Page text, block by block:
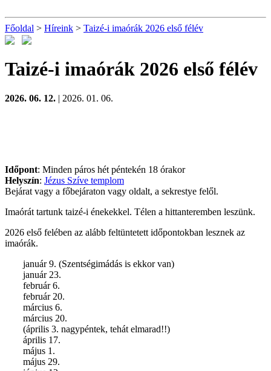
Főoldal > Híreink > Taizé-i imaórák 2026 első félév
Taizé-i imaórák 2026 első félév
2026. 06. 12. | 2026. 01. 06.
Időpont: Minden páros hét péntekén 18 órakor
Helyszín: Jézus Szíve templom
Bejárat vagy a főbejáraton vagy oldalt, a sekrestye felől.
Imaórát tartunk taizé-i énekekkel. Télen a hittanteremben leszünk.
2026 első felében az alább feltüntetett időpontokban lesznek az
imaórák.
január 9. (Szentségimádás is ekkor van)
január 23.
február 6.
február 20.
március 6.
március 20.
(április 3. nagypéntek, tehát elmarad!!)
április 17.
május 1.
május 29.